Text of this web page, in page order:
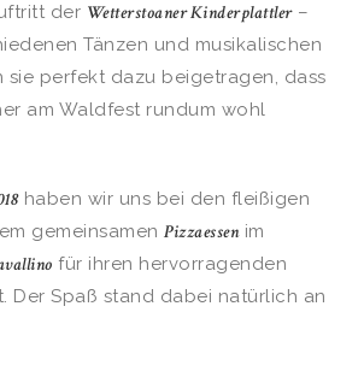
der Wetterstoaner Kinderplattler–
Tänzen und musikalischen
sie perfekt dazu beigetragen, dass
am Waldfest rundum wohl
haben wir uns bei den fleißigen
gemeinsamen Pizzaessenim
für ihren hervorragenden
Der Spaß stand dabei natürlich an